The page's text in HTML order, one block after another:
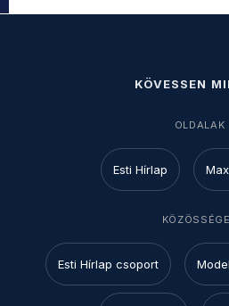
KÖVESSEN
OLDALAK
Esti Hírlap
Esti Hírlap csoport